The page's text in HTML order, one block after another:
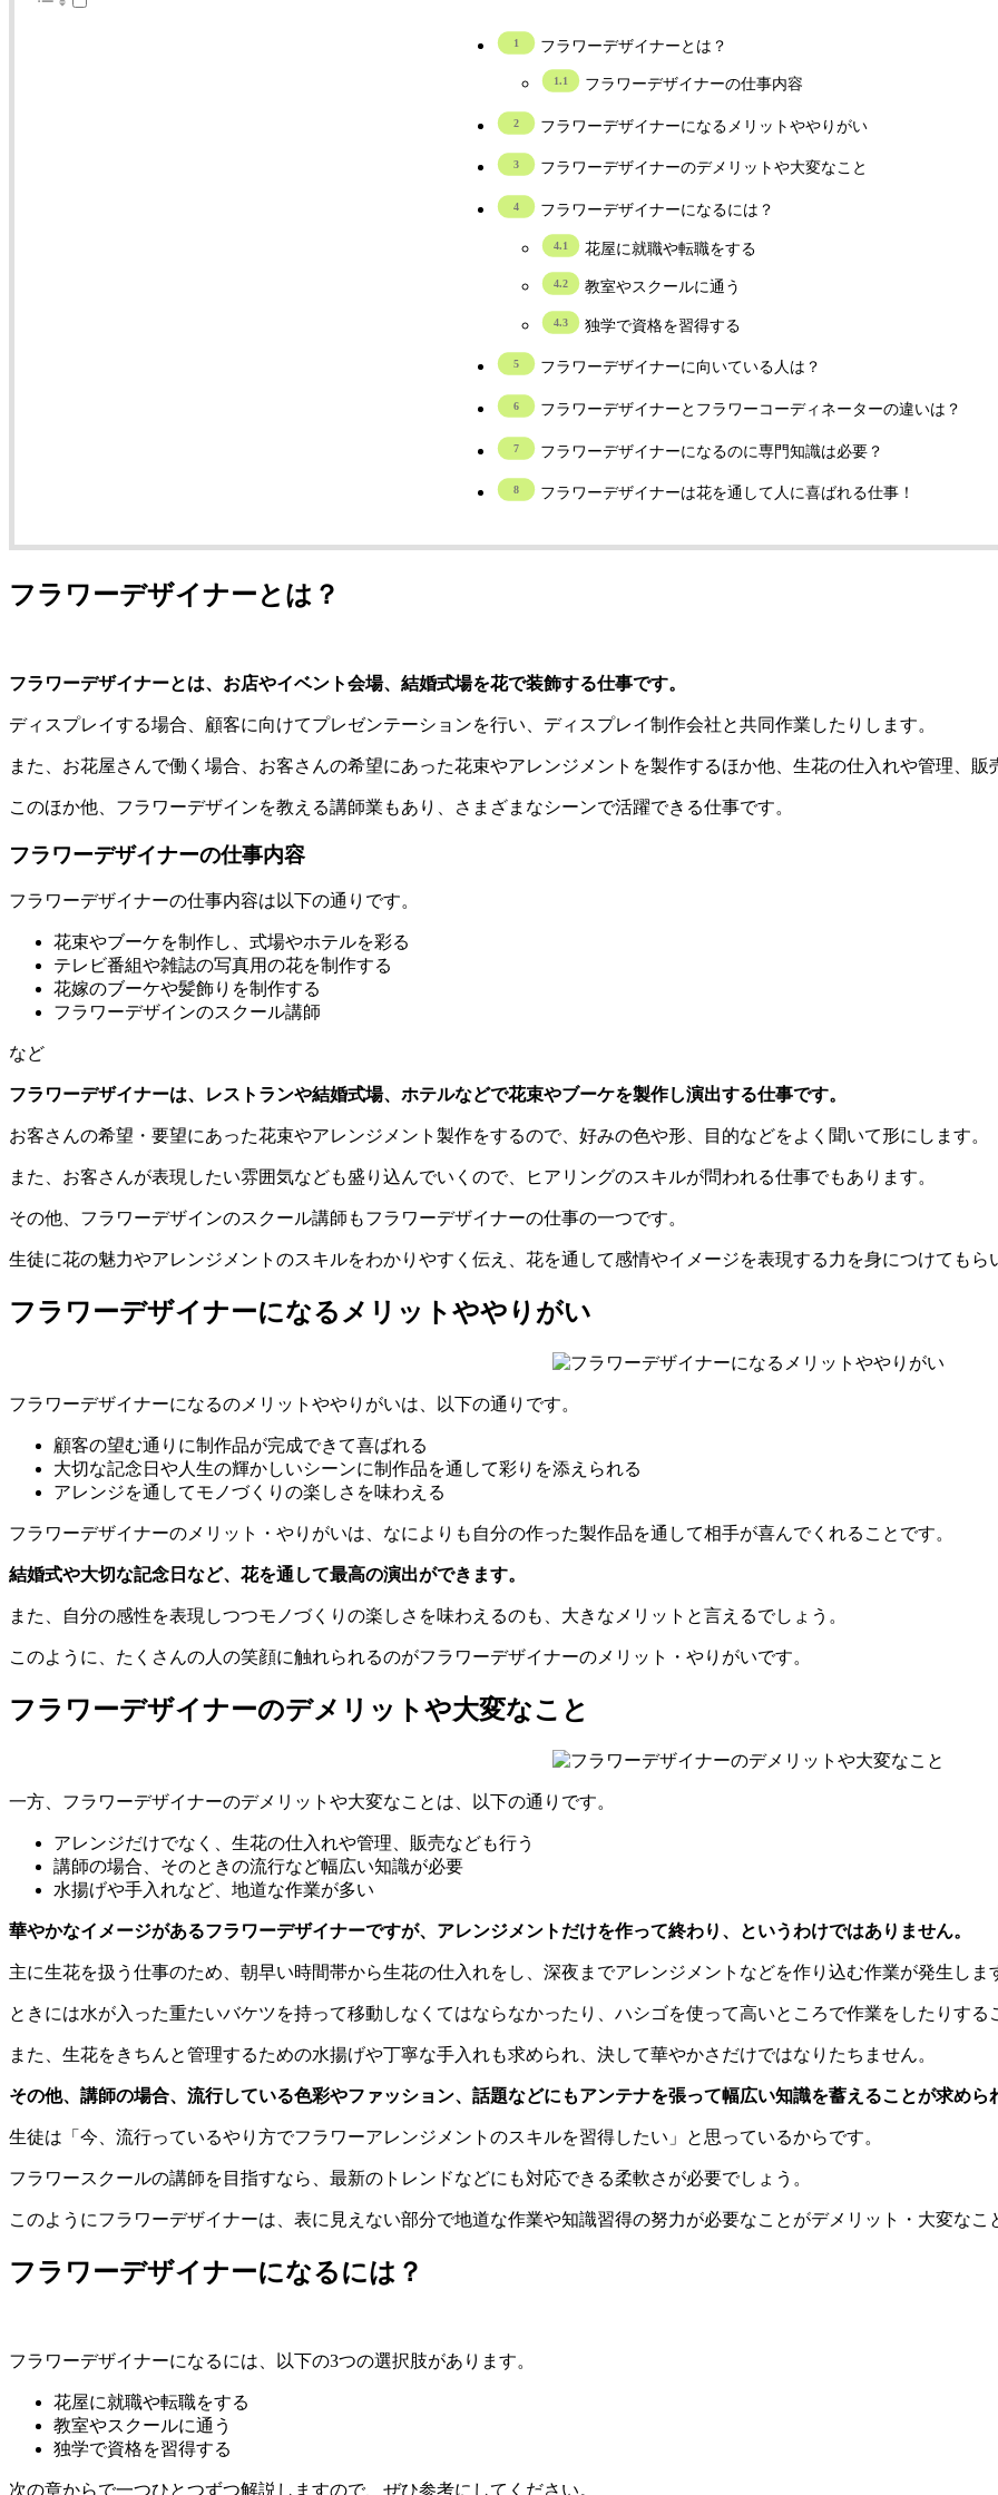
フラワーデザイナーとは？
フラワーデザイナーの仕事内容
フラワーデザイナーになるメリットややりがい
フラワーデザイナーのデメリットや大変なこと
フラワーデザイナーになるには？
花屋に就職や転職をする
教室やスクールに通う
独学で資格を習得する
フラワーデザイナーに向いている人は？
フラワーデザイナーとフラワーコーディネーターの違いは？
フラワーデザイナーになるのに専門知識は必要？
フラワーデザイナーは花を通して人に喜ばれる仕事！
フラワーデザイナーとは？
フラワーデザイナーとは、お店やイベント会場、結婚式場を花で装飾する仕事です。
ディスプレイする場合、顧客に向けてプレゼンテーションを行い、ディスプレイ制作会社と共同作業したりします。
また、お花屋さんで働く場合、お客さんの希望にあった花束やアレンジメントを製作するほか他、生花の仕入れや管理、販
このほか他、フラワーデザインを教える講師業もあり、さまざまなシーンで活躍できる仕事です。
フラワーデザイナーの仕事内容
フラワーデザイナーの仕事内容は以下の通りです。
花束やブーケを制作し、式場やホテルを彩る
テレビ番組や雑誌の写真用の花を制作する
花嫁のブーケや髪飾りを制作する
フラワーデザインのスクール講師
など
フラワーデザイナーは、レストランや結婚式場、ホテルなどで花束やブーケを製作し演出する仕事です。
お客さんの希望・要望にあった花束やアレンジメント製作をするので、好みの色や形、目的などをよく聞いて形にします。
また、お客さんが表現したい雰囲気なども盛り込んでいくので、ヒアリングのスキルが問われる仕事でもあります。
その他、フラワーデザインのスクール講師もフラワーデザイナーの仕事の一つです。
生徒に花の魅力やアレンジメントのスキルをわかりやすく伝え、花を通して感情やイメージを表現する力を身につけてもら
フラワーデザイナーになるメリットややりがい
フラワーデザイナーになるのメリットややりがいは、以下の通りです。
顧客の望む通りに制作品が完成できて喜ばれる
大切な記念日や人生の輝かしいシーンに制作品を通して彩りを添えられる
アレンジを通してモノづくりの楽しさを味わえる
フラワーデザイナーのメリット・やりがいは、なによりも自分の作った製作品を通して相手が喜んでくれることです。
結婚式や大切な記念日など、花を通して最高の演出ができます。
また、自分の感性を表現しつつモノづくりの楽しさを味わえるのも、大きなメリットと言えるでしょう。
このように、たくさんの人の笑顔に触れられるのがフラワーデザイナーのメリット・やりがいです。
フラワーデザイナーのデメリットや大変なこと
一方、フラワーデザイナーのデメリットや大変なことは、以下の通りです。
アレンジだけでなく、生花の仕入れや管理、販売なども行う
講師の場合、そのときの流行など幅広い知識が必要
水揚げや手入れなど、地道な作業が多い
華やかなイメージがあるフラワーデザイナーですが、アレンジメントだけを作って終わり、というわけではありません。
主に生花を扱う仕事のため、朝早い時間帯から生花の仕入れをし、深夜までアレンジメントなどを作り込む作業が発生しま
ときには水が入った重たいバケツを持って移動しなくてはならなかったり、ハシゴを使って高いところで作業をしたりする
また、生花をきちんと管理するための水揚げや丁寧な手入れも求められ、決して華やかさだけではなりたちません。
その他、講師の場合、流行している色彩やファッション、話題などにもアンテナを張って幅広い知識を蓄えることが求めら
生徒は「今、流行っているやり方でフラワーアレンジメントのスキルを習得したい」と思っているからです。
フラワースクールの講師を目指すなら、最新のトレンドなどにも対応できる柔軟さが必要でしょう。
このようにフラワーデザイナーは、表に見えない部分で地道な作業や知識習得の努力が必要なことがデメリット・大変なこ
フラワーデザイナーになるには？
フラワーデザイナーになるには、以下の3つの選択肢があります。
花屋に就職や転職をする
教室やスクールに通う
独学で資格を習得する
次の章からで一つひとつずつ解説しますので、ぜひ参考にしてください。